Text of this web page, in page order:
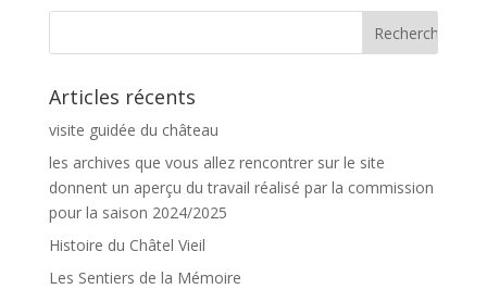
Articles récents
visite guidée du château
les archives que vous allez rencontrer sur le site
donnent un aperçu du travail réalisé par la commission
pour la saison 2024/2025
Histoire du Châtel Vieil
Les Sentiers de la Mémoire